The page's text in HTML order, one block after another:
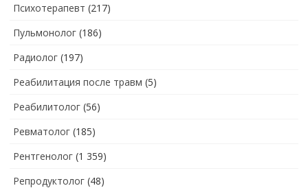
Психотерапевт (217)
Пульмонолог (186)
Радиолог (197)
Реабилитация после травм (5)
Реабилитолог (56)
Ревматолог (185)
Рентгенолог (1 359)
Репродуктолог (48)